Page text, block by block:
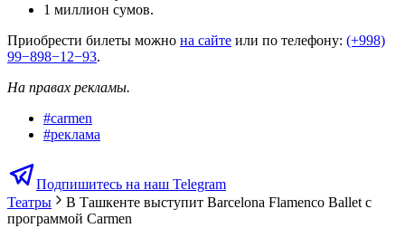
1 миллион сумов.
Приобрести билеты можно на сайте или по телефону: (+998)
99−898−12−93.
На правах рекламы.
#carmen
#реклама
Подпишитесь на наш Telegram
Театры
В Ташкенте выступит Barcelona Flamenco Ballet с
программой Carmen